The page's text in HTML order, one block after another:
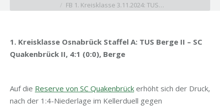
FB 1. Kreisklasse 3.11.2024: TUS…
1. Kreisklasse Osnabrück Staffel A: TUS Berge II – SC
Quakenbrück II, 4:1 (0:0), Berge
Auf die Reserve von SC Quakenbrück erhöht sich der Druck,
nach der 1:4-Niederlage im Kellerduell gegen